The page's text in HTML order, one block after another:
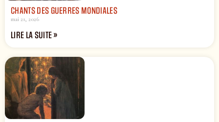
CHANTS DES GUERRES MONDIALES
mai 21, 2026
LIRE LA SUITE »